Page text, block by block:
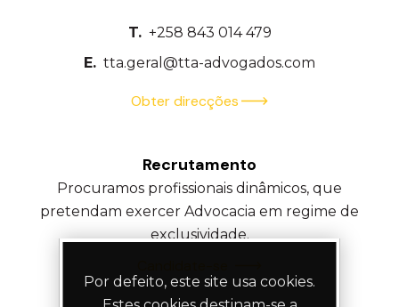
T. +258 843 014 479
E. tta.geral@tta-advogados.com
Obter direcções
Recrutamento
Procuramos profissionais dinâmicos, que
pretendam exercer Advocacia em regime de
exclusividade.
Por defeito, este site usa cookies.